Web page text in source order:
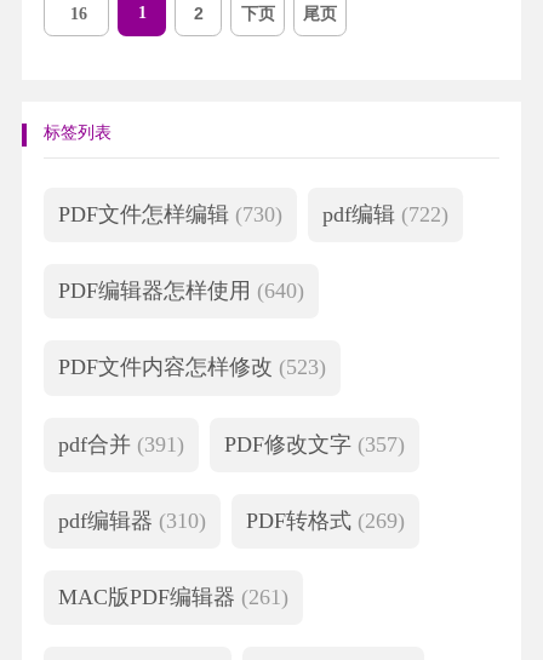
16 1 2 下页 尾页
标签列表
PDF文件怎样编辑 (730) pdf编辑 (722)
PDF编辑器怎样使用 (640)
PDF文件内容怎样修改 (523)
pdf合并 (391) PDF修改文字 (357)
pdf编辑器 (310) PDF转格式 (269)
MAC版PDF编辑器 (261)